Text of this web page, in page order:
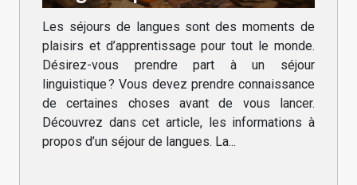
Les séjours de langues sont des moments de
plaisirs et d’apprentissage pour tout le monde.
Désirez-vous prendre part à un séjour
linguistique ? Vous devez prendre connaissance
de certaines choses avant de vous lancer.
Découvrez dans cet article, les informations à
propos d’un séjour de langues. La...